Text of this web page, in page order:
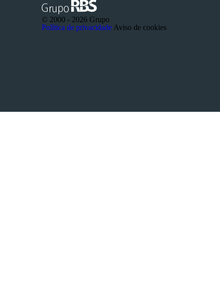
© 2000 - 2026 Grupo
Política de privacidade Aviso de cookies